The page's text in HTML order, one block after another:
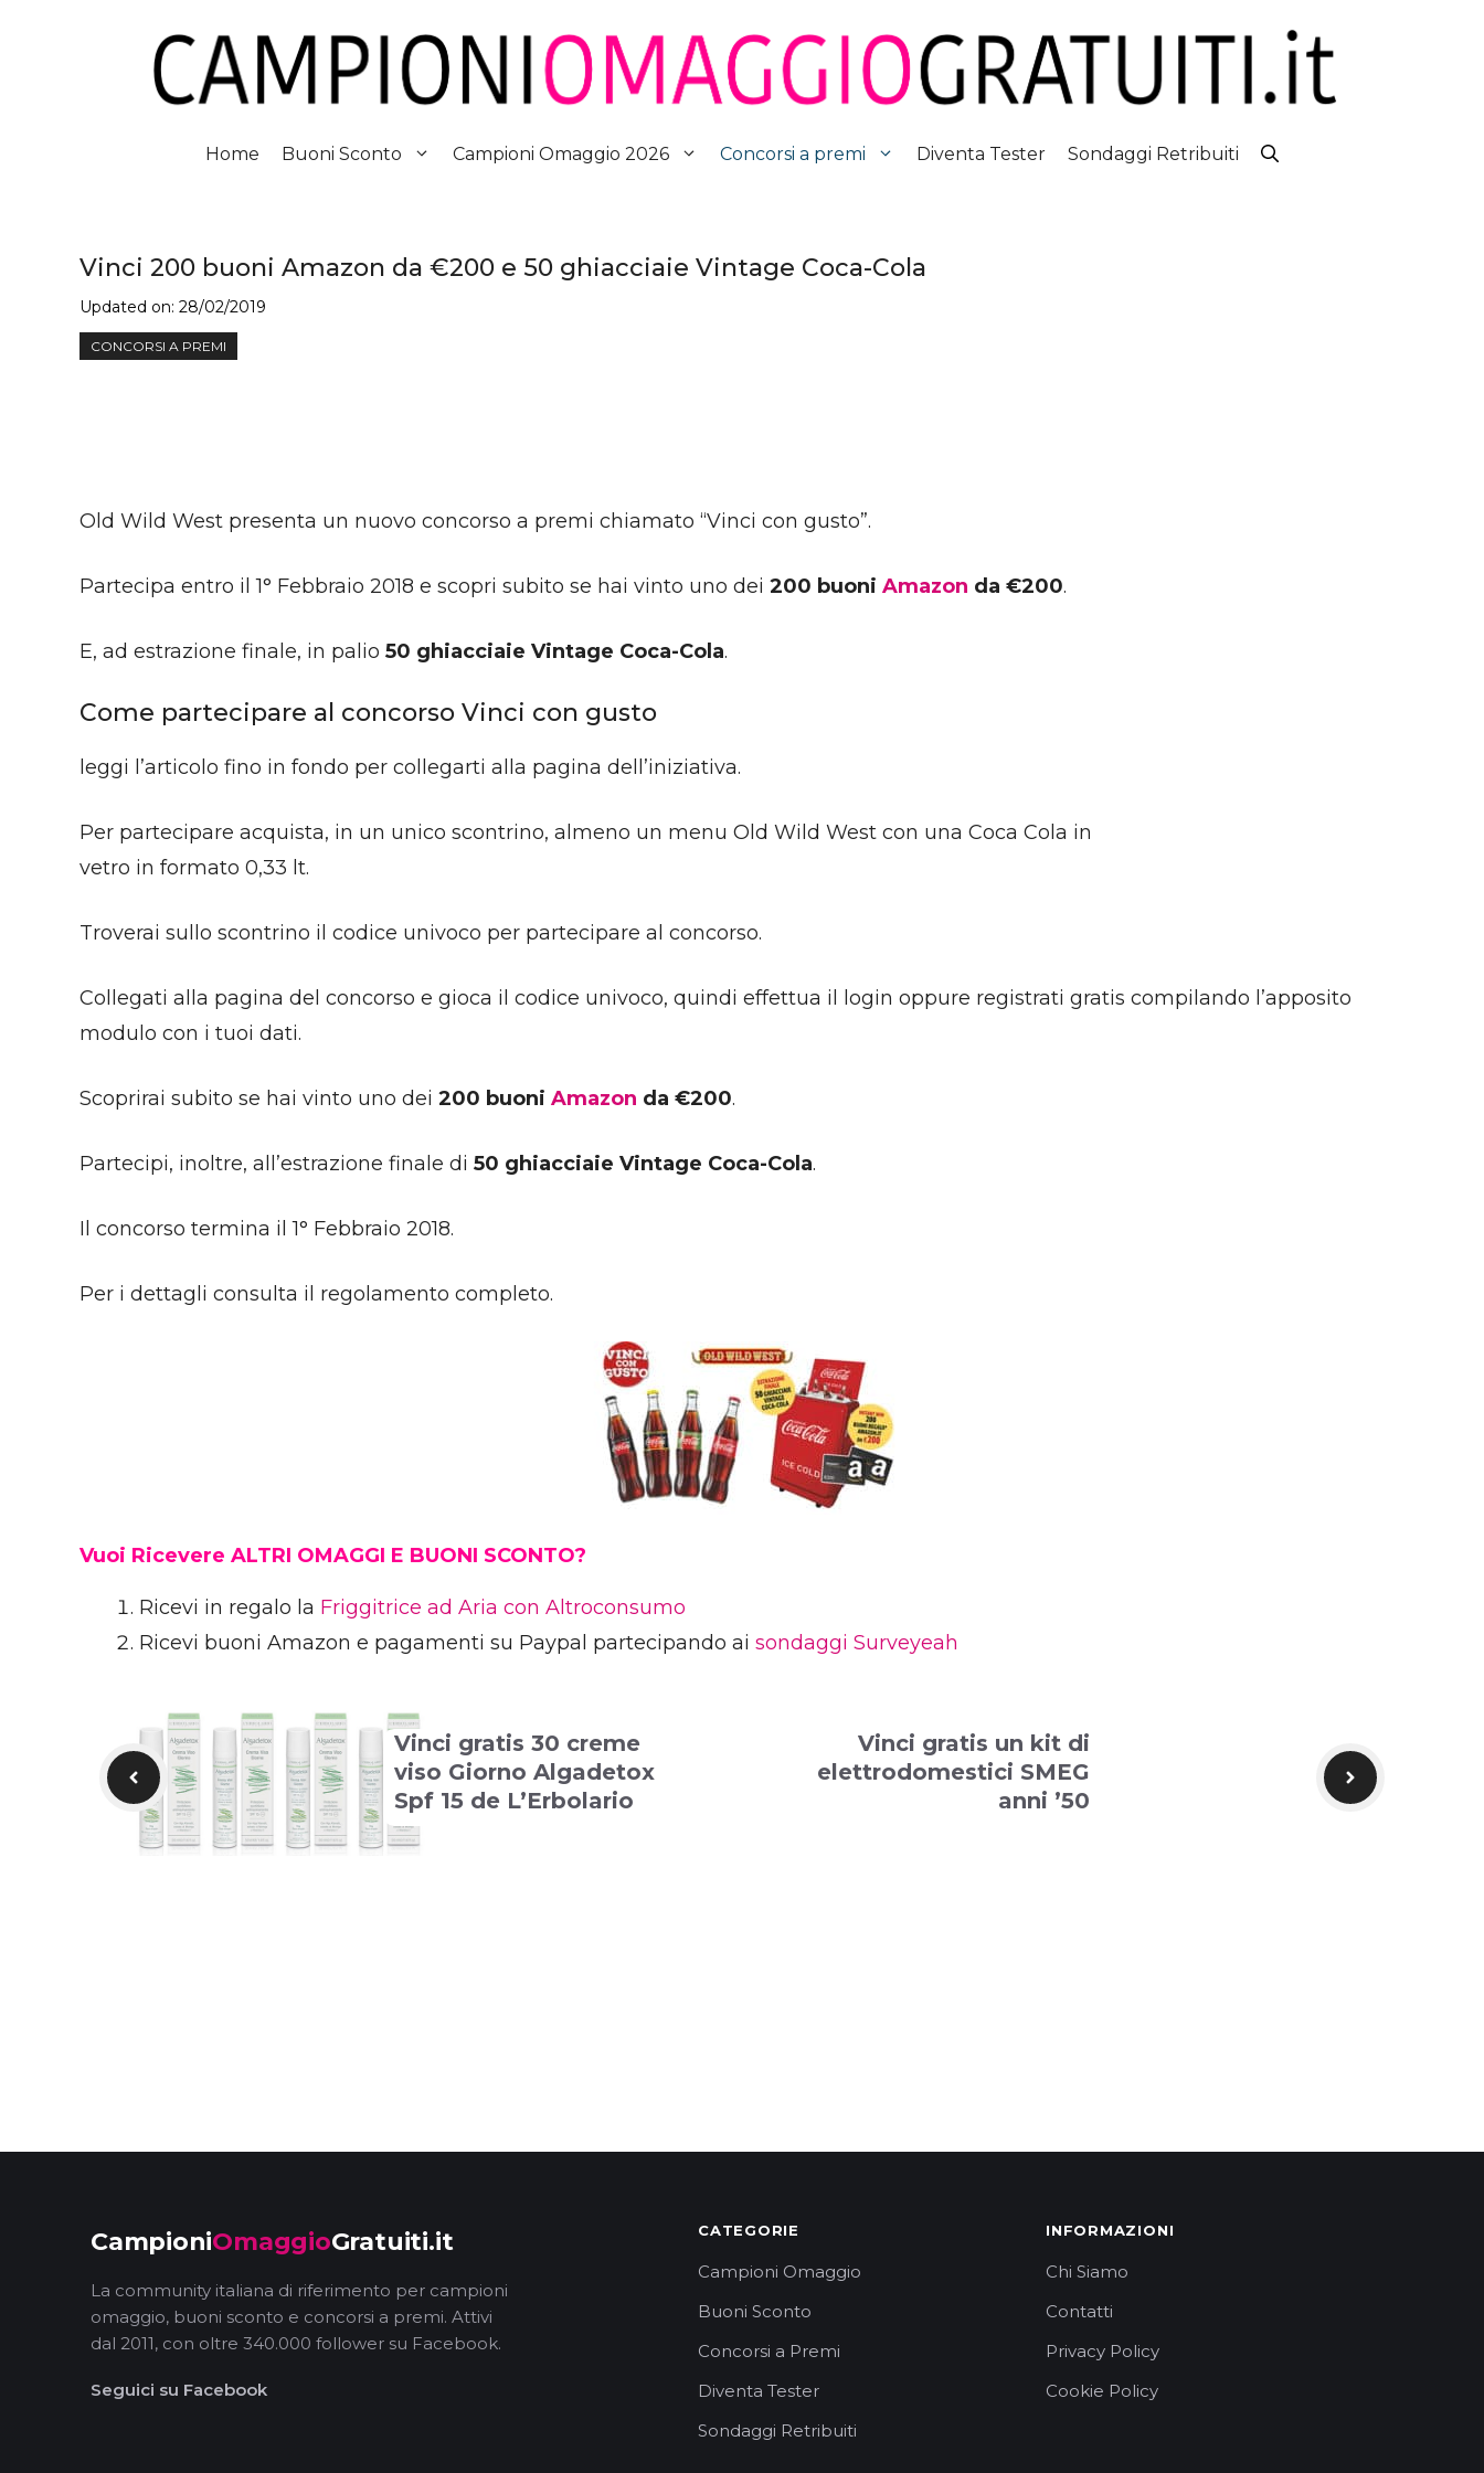
Home Buoni Sconto Campioni Omaggio 2026 Concorsi a premi Diventa Tester Sondaggi Retribuiti
Vinci 200 buoni Amazon da €200 e 50 ghiacciaie Vintage Coca-Cola
Updated on: 28/02/2019
CONCORSI A PREMI
Old Wild West presenta un nuovo concorso a premi chiamato “Vinci con gusto”.
Partecipa entro il 1° Febbraio 2018 e scopri subito se hai vinto uno dei 200 buoni Amazon da €200.
E, ad estrazione finale, in palio 50 ghiacciaie Vintage Coca-Cola.
Come partecipare al concorso Vinci con gusto
leggi l’articolo fino in fondo per collegarti alla pagina dell’iniziativa.
Per partecipare acquista, in un unico scontrino, almeno un menu Old Wild West con una Coca Cola in
vetro in formato 0,33 lt.
Troverai sullo scontrino il codice univoco per partecipare al concorso.
Collegati alla pagina del concorso e gioca il codice univoco, quindi effettua il login oppure registrati gratis compilando l’apposito
modulo con i tuoi dati.
Scoprirai subito se hai vinto uno dei 200 buoni Amazon da €200.
Partecipi, inoltre, all’estrazione finale di 50 ghiacciaie Vintage Coca-Cola.
Il concorso termina il 1° Febbraio 2018.
Per i dettagli consulta il regolamento completo.
Vuoi Ricevere ALTRI OMAGGI E BUONI SCONTO?
Ricevi in regalo la Friggitrice ad Aria con Altroconsumo
Ricevi buoni Amazon e pagamenti su Paypal partecipando ai sondaggi Surveyeah
Vinci gratis 30 creme
viso Giorno Algadetox
Spf 15 de L’Erbolario
Vinci gratis un kit di
elettrodomestici SMEG
anni ’50
CampioniOmaggioGratuiti.it
La community italiana di riferimento per campioni
omaggio, buoni sconto e concorsi a premi. Attivi
dal 2011, con oltre 340.000 follower su Facebook.
Seguici su Facebook
CATEGORIE
Campioni Omaggio
Buoni Sconto
Concorsi a Premi
Diventa Tester
Sondaggi Retribuiti
INFORMAZIONI
Chi Siamo
Contatti
Privacy Policy
Cookie Policy